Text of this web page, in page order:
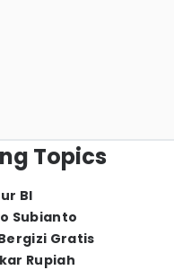
Topics
BI
Subianto
Gratis
Rupiah